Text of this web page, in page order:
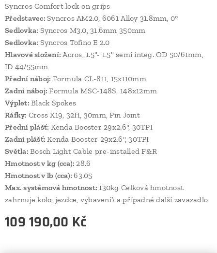
Syncros Comfort lock-on grips
Představec: Syncros AM2.0, 6061 Alloy 31.8mm, 0°
Sedlovka: Syncros M3.0, 31.6mm 350mm
Sedlovka: Syncros Tofino E 2.0
Hlavové složení:Acros, 1.5"- 1.5" semi integ. OD 50/61mm,
ID 44/55mm
Přední náboj: Formula CL-811, 15x110mm
Zadní náboj:Formula MSC-148S, 148x12mm
Výplet:Black Spokes
Ráfky: Cross X19, 32H, 30mm, Pin Joint
Přední plášť: Kenda Booster 29x2.6", 30TPI
Zadní plášť:Kenda Booster 29x2.6", 30TPI
Světla:Bosch Light Cable pre-installed F&R
Hmotnost v kg (cca):28.6
Hmotnost v lb (cca):63.05
Max. systémová hmotnost:130kg Celková hmotnost
zahrnuje kolo, jezdce, vybavení\ a případné další zavazadlo
109 190,00 Kč